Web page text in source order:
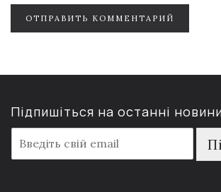
ОТПРАВИТЬ КОММЕНТАРИЙ
Підпишіться на останні
m
a